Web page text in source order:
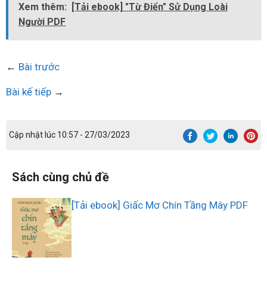
Xem thêm:
[Tải ebook] "Từ Điển" Sử Dụng Loài
Người PDF
← Bài trước
Bài kế tiếp →
Cập nhật lúc 10:57 - 27/03/2023
Sách cùng chủ đề
[Tải ebook] Giấc Mơ Chín Tầng Mây PDF